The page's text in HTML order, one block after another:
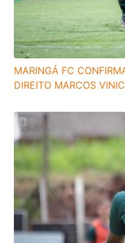
MARINGÁ FC
DIREITO MARCOS